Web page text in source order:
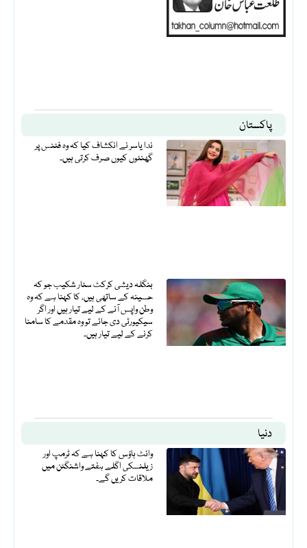
پاکستان
ندا یاسر نے انکشاف کیا کہ وہ فٹنس پر
گھنٹوں کیوں صرف کرتی ہیں۔
بنگلہ دیشی کرکٹ سٹار شکیب جو کہ
حسینہ کے ساتھی ہیں، کا کہنا ہے کہ وہ
وطن واپس آنے کے لیے تیار ہیں اور اگر
سیکیورٹی دی جائے تو وہ مقدمے کا سامنا
کرنے کے لیے تیار ہیں۔
دنیا
وائٹ ہاؤس کا کہنا ہے کہ ٹرمپ اور
زیلنسکی اگلے ہفتے واشنگٹن میں
ملاقات کریں گے۔